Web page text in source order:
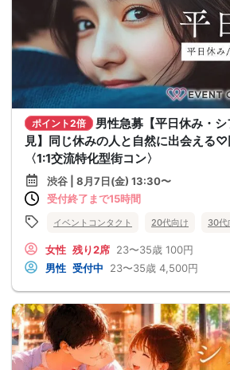
ポイント2倍
男性急募【平日休み・
見】同じ休みの人と自然に出会える
〈1:1交流特化型街コン〉
渋谷 | 8月7日(金) 13:30〜
受付終了まで15時間
イベントコンタクト 20代向け 30代
女性 残り2席 23〜35歳 100円
男性 受付中 23〜35歳 4,500円